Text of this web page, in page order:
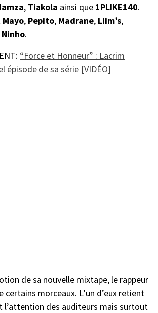
, Tiakola ainsi que 1PLIKE140.
Mayo, Pepito, Madrane, Liim’s,
Ninho.
“Force et Honneur” : Lacrim
épisode de sa série [VIDÉO]
de sa nouvelle mixtape, le rappeur
certains morceaux. L’un d’eux retient
l’attention des auditeurs mais surtout